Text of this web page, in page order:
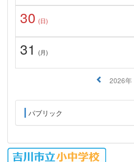
30 (日)
31 (月)
2026年
パブリック